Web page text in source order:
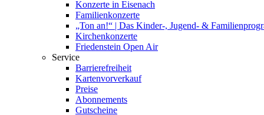
Konzerte in Eisenach
Familienkonzerte
„Ton an!“ | Das Kinder-, Jugend- &
Kirchenkonzerte
Friedenstein Open Air
Service
Barrierefreiheit
Kartenvorverkauf
Preise
Abonnements
Gutscheine